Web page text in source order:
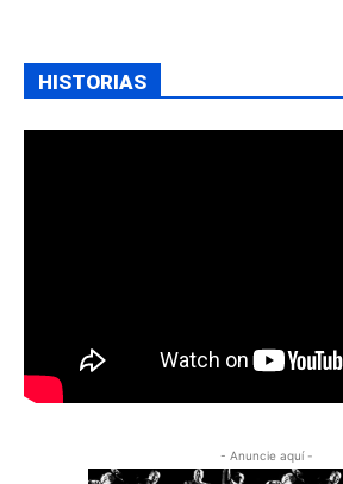
HISTORIAS
- Anuncie aquí -